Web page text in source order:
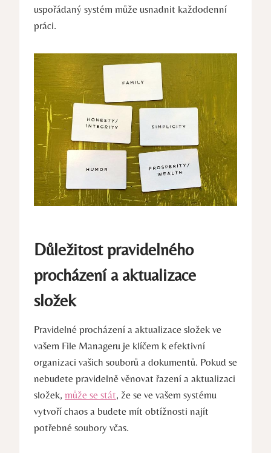
uspořádaný systém může usnadnit každodenní
práci.
Důležitost pravidelného
procházení a aktualizace
složek
Pravidelné procházení a aktualizace složek ve
vašem File Manageru je klíčem k efektivní
organizaci vašich souborů a dokumentů. Pokud se
nebudete pravidelně věnovat řazení a aktualizaci
složek, může se stát, že se ve vašem systému
vytvoří chaos a budete mít obtížnosti najít
potřebné soubory včas.